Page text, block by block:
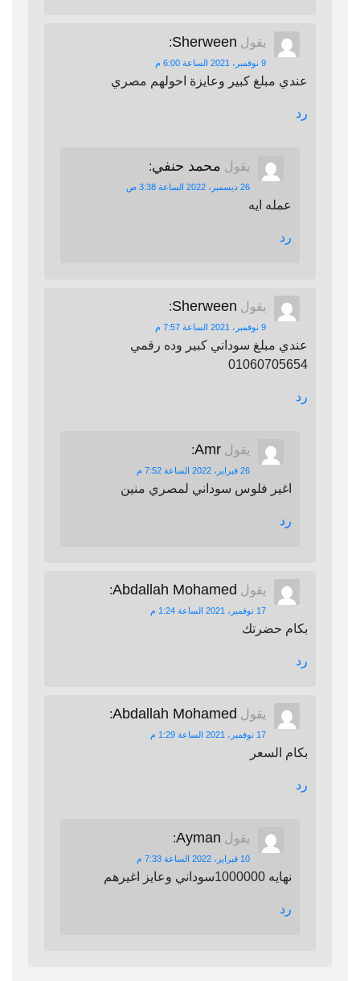
يقول Sherween
:
9 نوفمبر، 2021 الساعة 6:00 م
عندي مبلغ كبير وعايزة احولهم مصري
رد
يقول محمد حنفي:
26 ديسمبر، 2022 الساعة 3:38 ص
عمله ايه
رد
يقول Sherween
:
9 نوفمبر، 2021 الساعة 7:57 م
عندي مبلغ سوداني كبير وده رقمي
01060705654
رد
يقول Amr
:
26 فبراير، 2022 الساعة 7:52 م
اغير فلوس سوداني لمصري منين
رد
يقول Abdallah Mohamed
:
17 نوفمبر، 2021 الساعة 1:24 م
بكام حضرتك
رد
يقول Abdallah Mohamed
:
17 نوفمبر، 2021 الساعة 1:29 م
بكام السعر
رد
يقول Ayman
:
10 فبراير، 2022 الساعة 7:33 م
نهايه 1000000سوداني وعايز اغيرهم
رد